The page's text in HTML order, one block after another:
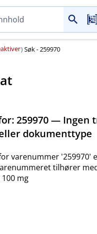
)Søk - 259970
259970 — Ingen
dokumenttype
varenummer '259970'
tilhører
mg